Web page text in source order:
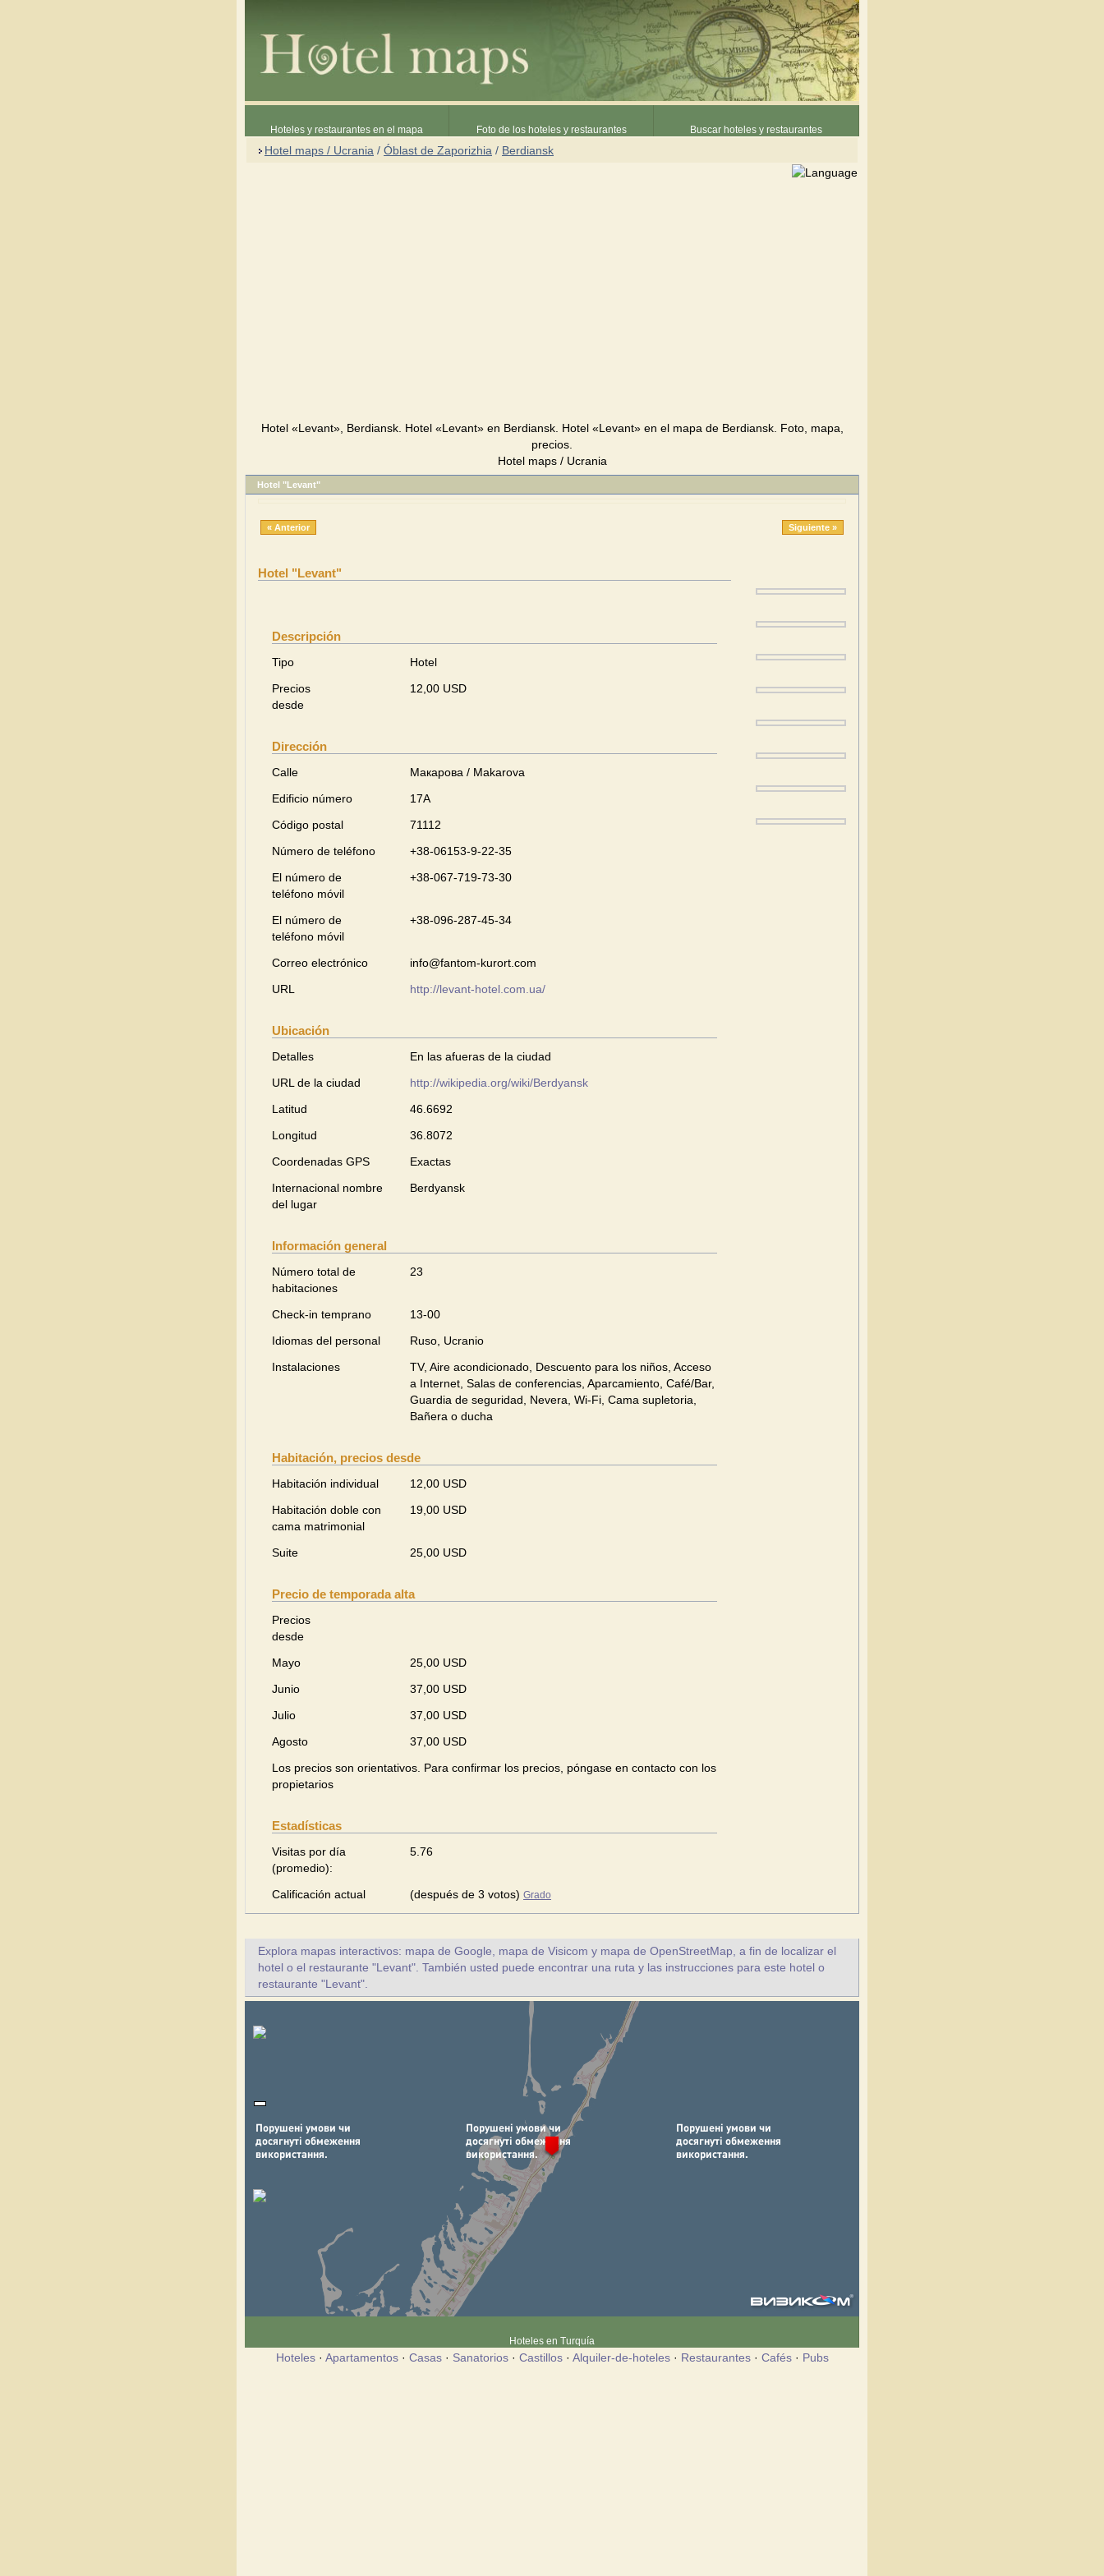
Hoteles y restaurantes en el mapa Foto de los hoteles y restaurantes Buscar hoteles y restaurantes
Hotel maps / Ucrania / Óblast de Zaporizhia / Berdiansk
Hotel «Levant», Berdiansk. Hotel «Levant» en Berdiansk. Hotel «Levant» en el mapa de Berdiansk. Foto, mapa,
precios.
Hotel maps / Ucrania
Hotel "Levant"
« Anterior Siguiente »
Hotel "Levant"
Descripción
Tipo
Hotel
Precios
desde
12,00 USD
Dirección
Calle
Макарова / Makarova
Edificio número
17А
Código postal
71112
Número de teléfono
+38-06153-9-22-35
El número de
teléfono móvil
+38-067-719-73-30
El número de
teléfono móvil
+38-096-287-45-34
Correo electrónico
info@fantom-kurort.com
URL
http://levant-hotel.com.ua/
Ubicación
Detalles
En las afueras de la ciudad
URL de la ciudad
http://wikipedia.org/wiki/Berdyansk
Latitud
46.6692
Longitud
36.8072
Coordenadas GPS
Exactas
Internacional nombre
del lugar
Berdyansk
Información general
Número total de
habitaciones
23
Check-in temprano
13-00
Idiomas del personal
Ruso, Ucranio
Instalaciones
TV, Aire acondicionado, Descuento para los niños, Acceso
a Internet, Salas de conferencias, Aparcamiento, Café/Bar,
Guardia de seguridad, Nevera, Wi-Fi, Cama supletoria,
Bañera o ducha
Habitación, precios desde
Habitación individual
12,00 USD
Habitación doble con
cama matrimonial
19,00 USD
Suite 25,00 USD
Precio de temporada alta
Precios
desde
Mayo
25,00 USD
Junio
37,00 USD
Julio
37,00 USD
Agosto
37,00 USD
Los precios son orientativos. Para confirmar los precios, póngase en contacto con los
propietarios
Estadísticas
Visitas por día
(promedio):
5.76
Calificación actual (después de 3 votos) Grado
Explora mapas interactivos: mapa de Google, mapa de Visicom y mapa de OpenStreetMap, a fin de localizar el
hotel o el restaurante "Levant". También usted puede encontrar una ruta y las instrucciones para este hotel o
restaurante "Levant".
Hoteles en Turquía
Hoteles· Apartamentos· Casas· Sanatorios· Castillos· Alquiler-de-hoteles· Restaurantes· Cafés· Pubs